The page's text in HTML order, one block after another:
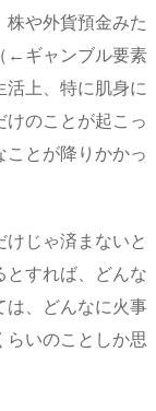
株や外貨預金みた
←ギャンブル要素
活上、特に肌身に
けのことが起こっ
ことが降りかかっ
じゃ済まないと
とすれば、どんな
は、どんなに火事
らいのことしか思